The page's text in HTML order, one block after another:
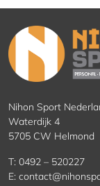
Nihon Sport
Waterdijk 4
5705 CW Helmond
T: 0492 – 520227
E: